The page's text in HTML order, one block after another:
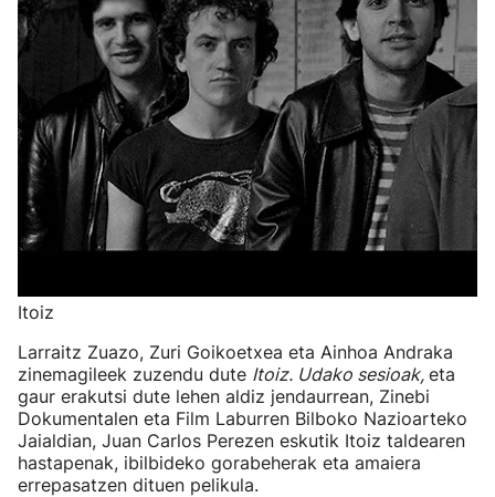
Itoiz
Larraitz Zuazo, Zuri Goikoetxea eta Ainhoa Andraka
zinemagileek zuzendu dute Itoiz. Udako sesioak, eta
gaur erakutsi dute lehen aldiz jendaurrean, Zinebi
Dokumentalen eta Film Laburren Bilboko Nazioarteko
Jaialdian, Juan Carlos Perezen eskutik Itoiz taldearen
hastapenak, ibilbideko gorabeherak eta amaiera
errepasatzen dituen pelikula.